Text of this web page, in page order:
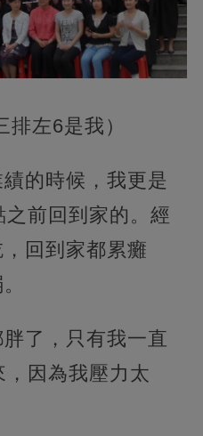
排左6是我）
的時候，我更是
前回到家的。經
回到家都累癱
了，只有我一直
因為我壓力太